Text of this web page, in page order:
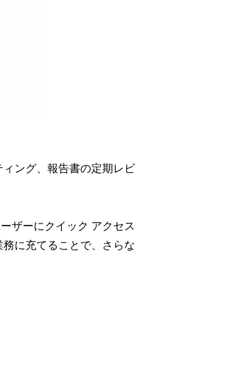
ング、報告書の定期レビ
ザーにクイック アクセス
に充てることで、さらな